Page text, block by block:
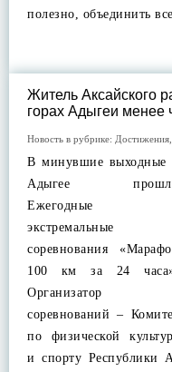
полезно, объединить
Житель Аксайского
горах Адыгеи менее
Новость в рубрике: Достижения
В минувшие выходные
Адыгее
Ежегодные
экстремальные
соревнования
100 км за 24
Организатор
соревнований –
по физической
и спорту Республики